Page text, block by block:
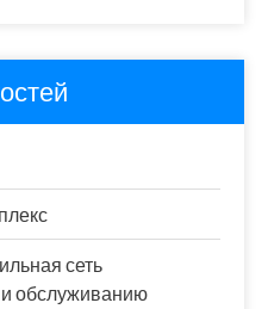
сеть
обслуживанию